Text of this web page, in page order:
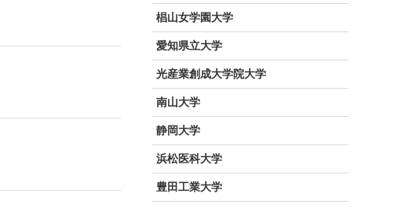
椙山女学園大学
愛知県立大学
光産業創成大学院大学
南山大学
静岡大学
浜松医科大学
豊田工業大学